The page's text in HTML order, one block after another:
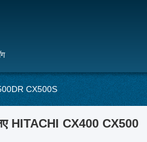
CX500S
HITACHI CX400 CX500